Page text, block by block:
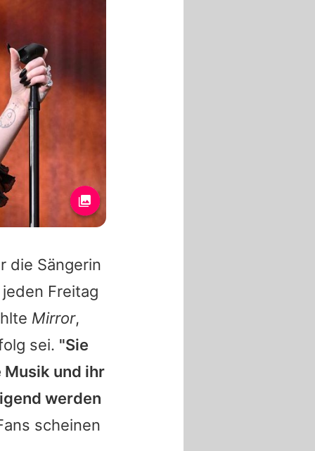
die Sängerin
Freitag
Mirror,
sei. "Sie
und ihr
werden
scheinen